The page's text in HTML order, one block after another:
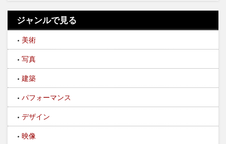
ジャンルで見る
美術
写真
建築
パフォーマンス
デザイン
映像